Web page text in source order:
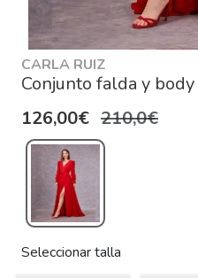
CARLA RUIZ
Conjunto falda y
126,00€ 210,0€
Seleccionar talla